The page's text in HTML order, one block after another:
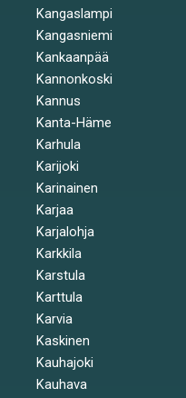
Kangaslampi
Kangasniemi
Kankaanpää
Kannonkoski
Kannus
Kanta-Häme
Karhula
Karijoki
Karinainen
Karjaa
Karjalohja
Karkkila
Karstula
Karttula
Karvia
Kaskinen
Kauhajoki
Kauhava